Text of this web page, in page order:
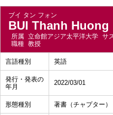
ブイ タン フォン
BUI Thanh Huong
所属 立命館アジア太平洋大学 サ
職種 教授
言語種別 英語
発行・発表の
年月
2022/03/01
形態種別 著書（チャプター）